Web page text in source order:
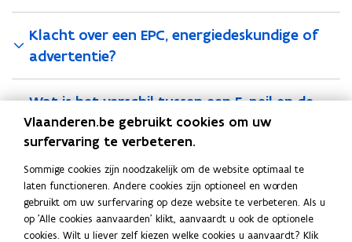
2
e
n
o
l
g
e
n
d
e
v
e
s
t
e
r
2
1
e
n
o
l
g
e
n
d
Klacht over een EPC, energiedeskundige of
advertentie?
Wat is het verschil tussen een E-peil en de
score op een EPC?
Deel deze pagina
L
i
K
o
Vlaanderen.be gebruikt cookies om uw
surfervaring te verbeteren.
Sommige cookies zijn noodzakelijk om de website optimaal te
laten functioneren. Andere cookies zijn optioneel en worden
gebruikt om uw surfervaring op deze website te verbeteren. Als u
op 'Alle cookies aanvaarden' klikt, aanvaardt u ook de optionele
cookies. Wilt u liever zelf kiezen welke cookies u aanvaardt? Klik